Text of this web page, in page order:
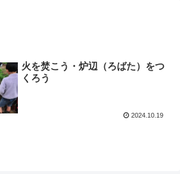
火を焚こう・炉辺（ろばた）をつ
くろう
2024.10.19